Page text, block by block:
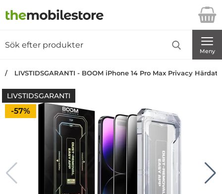
Startsidan för Danira Telecom AB
Meny
LIVSTIDSGARANTI - BOOM iPhone 14 Pro Max Privacy
LIVSTIDSGARANTI
Priset är nedsatt med
-57%